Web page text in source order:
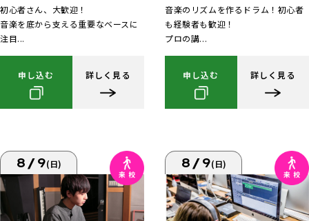
初心者さん、大歓迎！
音楽を底から支える重要なベースに
注目...
申し込む 詳しく見る
音楽のリズムを作るドラム！初心者
も経験者も歓迎！
プロの講...
申し込む 詳しく見る
8/9(日) 8/9(日)